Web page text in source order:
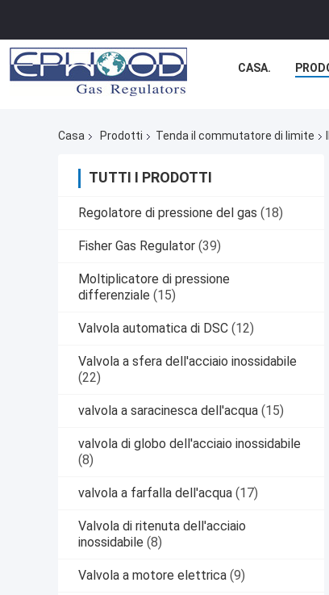
CASA.
Casa Prodotti Tenda il commutatore di limite
TUTTI I PRODOTTI
Regolatore di pressione del gas (18)
Fisher Gas Regulator (39)
Moltiplicatore di pressione
differenziale (15)
Valvola automatica di DSC (12)
Valvola a sfera dell'acciaio inossidabile
(22)
valvola a saracinesca dell'acqua (15)
valvola di globo dell'acciaio inossidabile
(8)
valvola a farfalla dell'acqua (17)
Valvola di ritenuta dell'acciaio
inossidabile (8)
Valvola a motore elettrica (9)